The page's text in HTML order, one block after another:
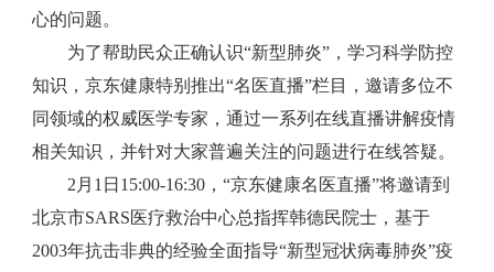
心的问题。
为了帮助民众正确认识“新型肺炎”，学习科学防控
知识，京东健康特别推出“名医直播”栏目，邀请多位不
同领域的权威医学专家，通过一系列在线直播讲解疫情
相关知识，并针对大家普遍关注的问题进行在线答疑。
2月1日15:00-16:30，“京东健康名医直播”将邀请到
北京市SARS医疗救治中心总指挥韩德民院士，基于
2003年抗击非典的经验全面指导“新型冠状病毒肺炎”疫